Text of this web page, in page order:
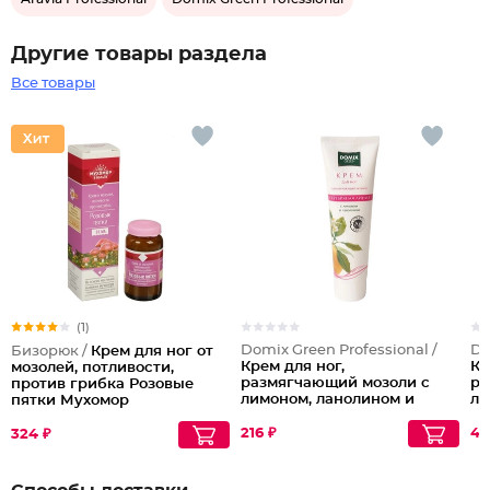
Другие товары раздела
Все товары
(1)
Бизорюк / Крем для ног от
мозолей, потливости,
против грибка Розовые
пятки Мухомор
324 ₽
Domix Green Professional /
Крем для ног,
размягчающий мозоли с
лимоном, ланолином и
216 ₽
мл